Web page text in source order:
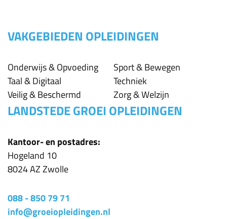
VAKGEBIEDEN OPLEIDINGEN
Onderwijs & Opvoeding
Sport & Bewegen
Taal & Digitaal
Techniek
Veilig & Beschermd
Zorg & Welzijn
LANDSTEDE GROEI OPLEIDINGEN
Kantoor- en postadres:
Hogeland 10
8024 AZ Zwolle
088 - 850 79 71
info@groeiopleidingen.nl